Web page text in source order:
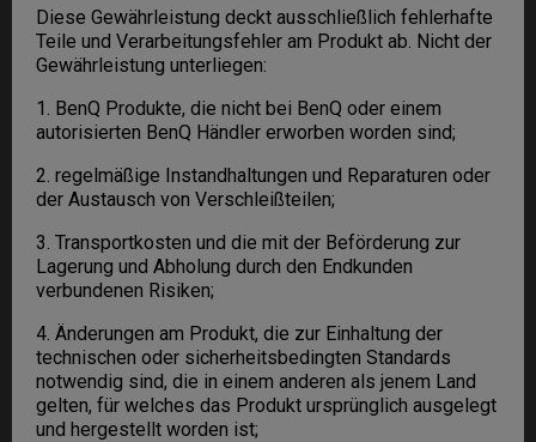
Diese Gewährleistung deckt ausschließlich fehlerhafte
Teile und Verarbeitungsfehler am Produkt ab. Nicht der
Gewährleistung unterliegen:
1. BenQ Produkte, die nicht bei BenQ oder einem
autorisierten BenQ Händler erworben worden sind;
2. regelmäßige Instandhaltungen und Reparaturen oder
der Austausch von Verschleißteilen;
3. Transportkosten und die mit der Beförderung zur
Lagerung und Abholung durch den Endkunden
verbundenen Risiken;
4. Änderungen am Produkt, die zur Einhaltung der
technischen oder sicherheitsbedingten Standards
notwendig sind, die in einem anderen als jenem Land
gelten, für welches das Produkt ursprünglich ausgelegt
und hergestellt worden ist;